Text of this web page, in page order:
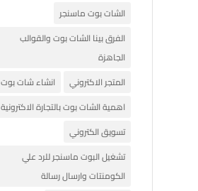
الشات بوت ماسنجر
الفرق بينا الشات بوت والقوالب
الجاهزة
المتجر الاكتروني
انشاء شات بوت
اهمية الشات بوت بالتجارة الاكترونية
تسويق الكتروني
تشغيل البوت ماسنجر للرد علي
الكومنتات وارسال رسالة